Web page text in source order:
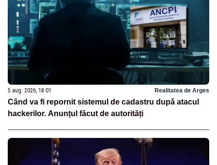
5 aug. 2026, 18:01 Realitatea de Arges
Când va fi repornit sistemul de cadastru după atacul
hackerilor. Anunțul făcut de autorități